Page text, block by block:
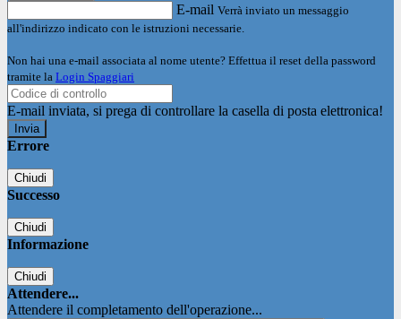
E-mail Verrà inviato un messaggio
all'indirizzo indicato con le istruzioni necessarie.
Non hai una e-mail associata al nome utente? Effettua il reset della password
tramite la Login Spaggiari
E-mail inviata, si prega di controllare la casella di posta elettronica!
Errore
Chiudi
Successo
Chiudi
Informazione
Chiudi
Attendere...
Attendere il completamento dell'operazione...